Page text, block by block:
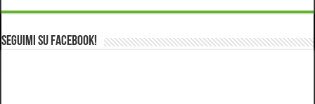
Seguimi su Facebook!